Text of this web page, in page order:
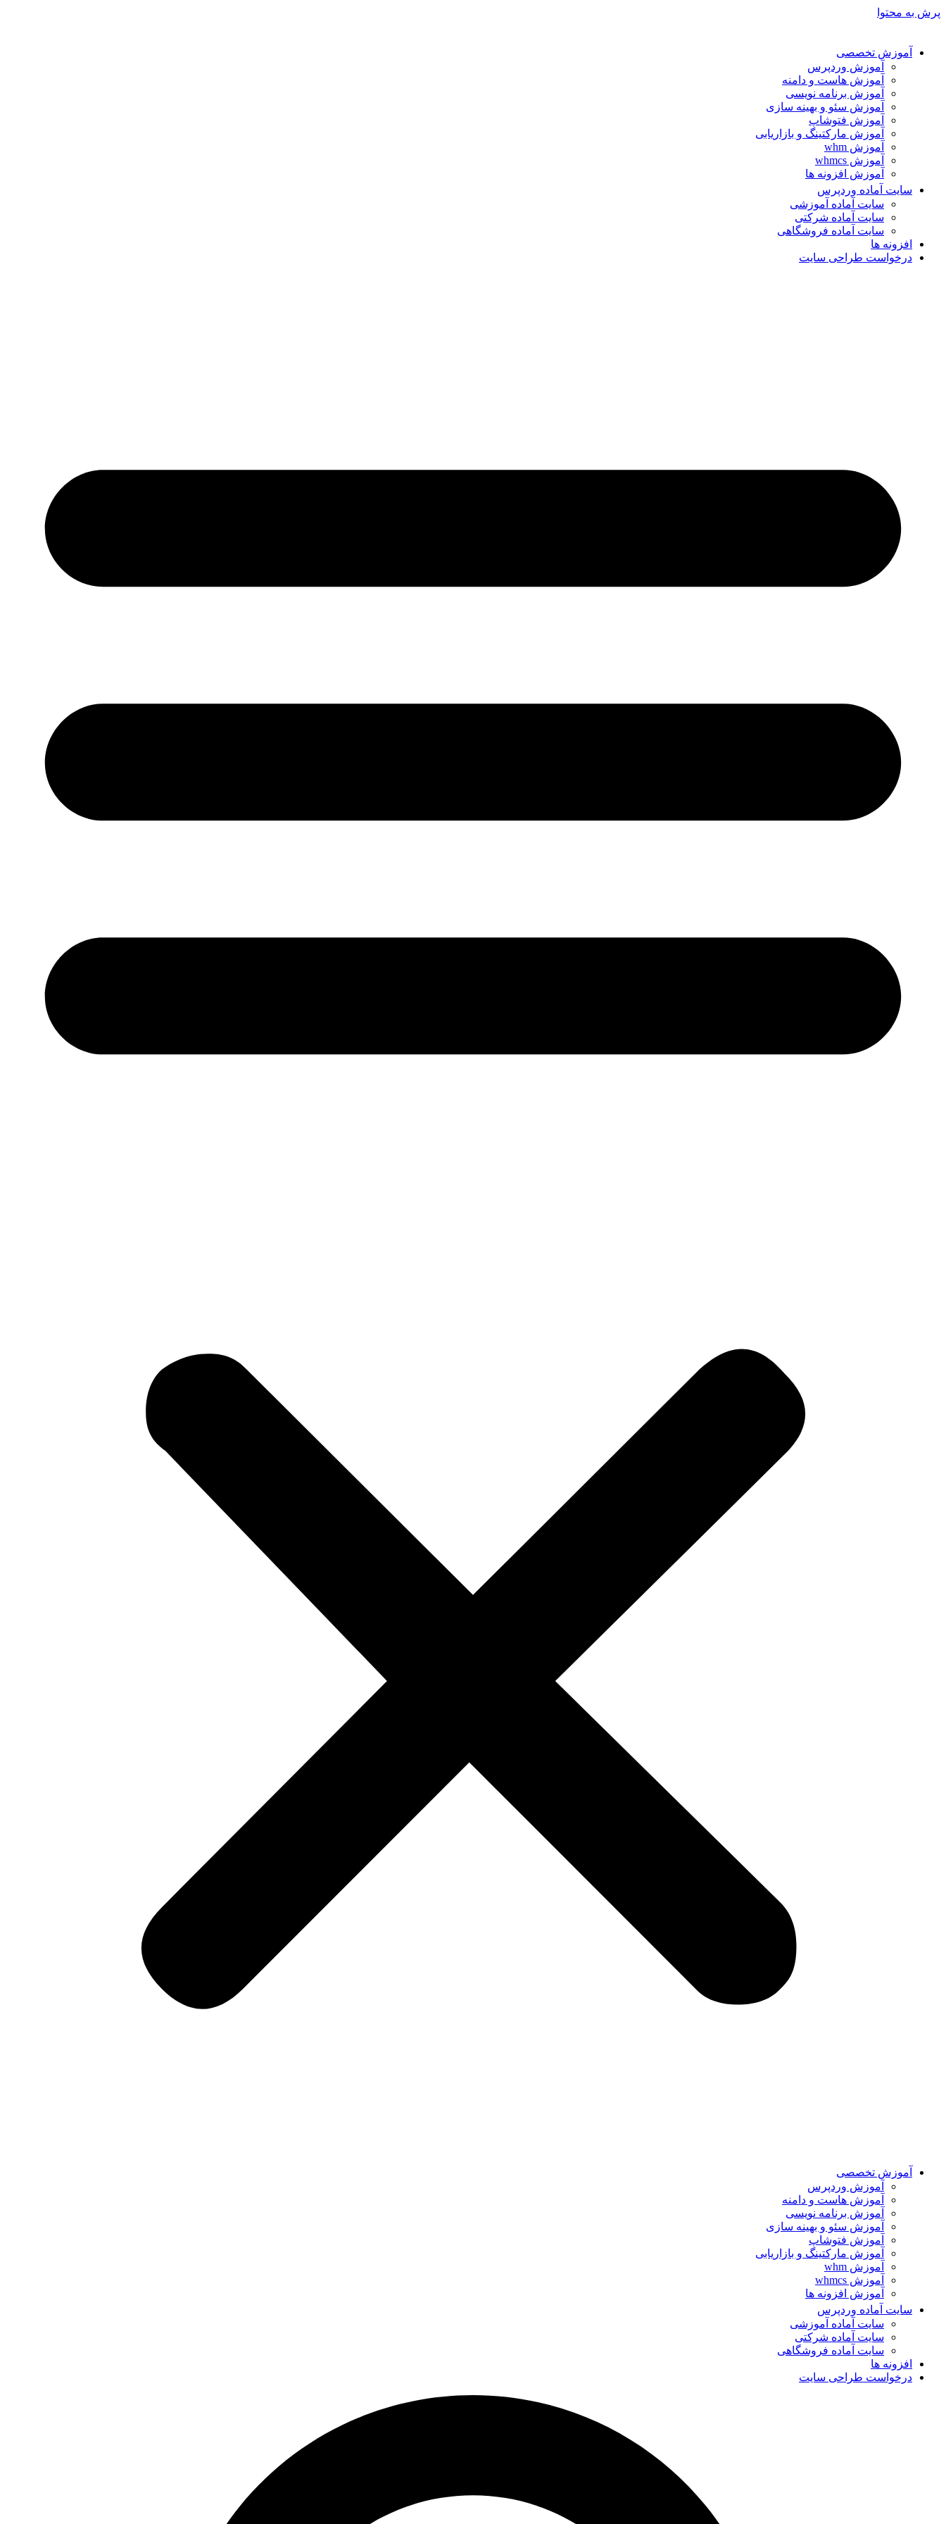
پرش به محتوا
آموزش تخصصی
آموزش وردپرس
آموزش هاست و دامنه
آموزش برنامه نویسی
آموزش سئو و بهینه سازی
آموزش فتوشاپ
آموزش مارکتینگ و بازاریابی
آموزش whm
آموزش whmcs
آموزش افزونه ها
سایت آماده وردپرس
سایت آماده آموزشی
سایت آماده شرکتی
سایت آماده فروشگاهی
افزونه ها
درخواست طراحی سایت
آموزش تخصصی
آموزش وردپرس
آموزش هاست و دامنه
آموزش برنامه نویسی
آموزش سئو و بهینه سازی
آموزش فتوشاپ
آموزش مارکتینگ و بازاریابی
آموزش whm
آموزش whmcs
آموزش افزونه ها
سایت آماده وردپرس
سایت آماده آموزشی
سایت آماده شرکتی
سایت آماده فروشگاهی
افزونه ها
درخواست طراحی سایت